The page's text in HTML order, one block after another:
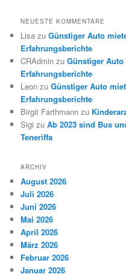
NEUESTE KOMMENTARE
Lisa zuGünstiger Auto
Erfahrungsberichte
CRAdmin zuGünstiger Auto
Erfahrungsberichte
Leon zuGünstiger Auto
Erfahrungsberichte
Birgit Farthmann zu
Sigi zuAb 2023 sind Bus
Teneriffa
ARCHIV
August 2026
Juli 2026
Juni 2026
Mai 2026
April 2026
März 2026
Februar 2026
Januar 2026